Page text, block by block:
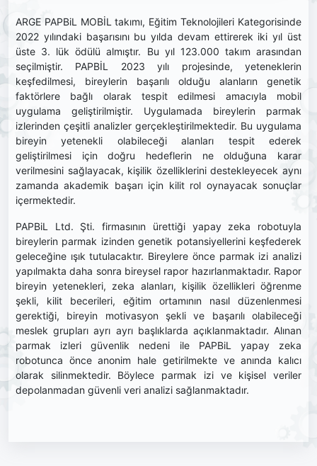
ARGE PAPBiL MOBİL takımı, Eğitim Teknolojileri Kategorisinde
2022 yılındaki başarısını bu yılda devam ettirerek iki yıl üst
üste 3. lük ödülü almıştır. Bu yıl 123.000 takım arasından
seçilmiştir. PAPBİL 2023 yılı projesinde, yeteneklerin
keşfedilmesi, bireylerin başarılı olduğu alanların genetik
faktörlere bağlı olarak tespit edilmesi amacıyla mobil
uygulama geliştirilmiştir. Uygulamada bireylerin parmak
izlerinden çeşitli analizler gerçekleştirilmektedir. Bu uygulama
bireyin yetenekli olabileceği alanları tespit ederek
geliştirilmesi için doğru hedeflerin ne olduğuna karar
verilmesini sağlayacak, kişilik özelliklerini destekleyecek aynı
zamanda akademik başarı için kilit rol oynayacak sonuçlar
içermektedir.
PAPBiL Ltd. Şti. firmasının ürettiği yapay zeka robotuyla
bireylerin parmak izinden genetik potansiyellerini keşfederek
geleceğine ışık tutulacaktır. Bireylere önce parmak izi analizi
yapılmakta daha sonra bireysel rapor hazırlanmaktadır. Rapor
bireyin yetenekleri, zeka alanları, kişilik özellikleri öğrenme
şekli, kilit becerileri, eğitim ortamının nasıl düzenlenmesi
gerektiği, bireyin motivasyon şekli ve başarılı olabileceği
meslek grupları ayrı ayrı başlıklarda açıklanmaktadır. Alınan
parmak izleri güvenlik nedeni ile PAPBiL yapay zeka
robotunca önce anonim hale getirilmekte ve anında kalıcı
olarak silinmektedir. Böylece parmak izi ve kişisel veriler
depolanmadan güvenli veri analizi sağlanmaktadır.